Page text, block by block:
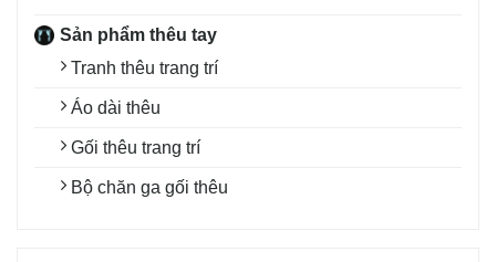
Sản phẩm thêu tay
Tranh thêu trang trí
Áo dài thêu
Gối thêu trang trí
Bộ chăn ga gối thêu